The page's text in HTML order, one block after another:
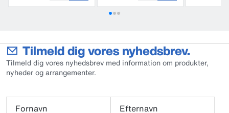
Tilmeld dig vores nyhedsbrev.
Tilmeld dig vores nyhedsbrev med information om produkter,
nyheder og arrangementer.
Fornavn
Efternavn